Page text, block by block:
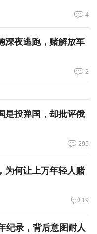
4
深夜逃跑，赌解放军
2
是投弹国，却批评俄
295
为何让上万年轻人赌
19
纪录，背后意图耐人